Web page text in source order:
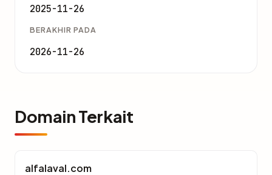
2025-11-26
BERAKHIR PADA
2026-11-26
Domain Terkait
alfalaval.com